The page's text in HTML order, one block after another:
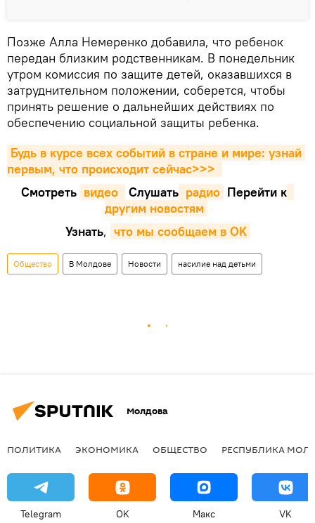
Позже Алла Немеренко добавила, что ребенок
передан близким родственникам. В понедельник
утром комиссия по защите детей, оказавшихся в
затруднительном положении, соберется, чтобы
принять решение о дальнейших действиях по
обеспечению социальной защиты ребенка.
Будь в курсе всех событий в стране и мире: узнай
первым, что происходит сейчаc>>>
Смотреть видео Cлушать радио Перейти к
другим новостям
Узнать, что мы сообщаем в OK
Общество В Молдове Новости насилие над детьми
Молдова
ПОЛИТИКА ЭКОНОМИКА ОБЩЕСТВО РЕСПУБЛИКА
Telegram OK Макс VK